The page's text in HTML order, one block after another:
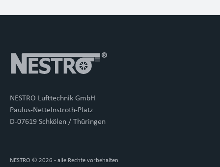
NESTRO Lufttechnik GmbH
Paulus-Nettelnstroth-Platz
D-07619 Schkölen / Thüringen
NESTRO © 2026 - alle Rechte vorbehalten